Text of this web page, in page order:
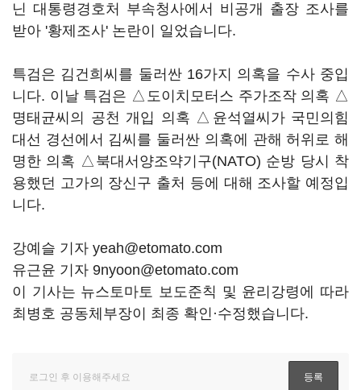
닌 대통령경호처 부속청사에서 비공개 출장 조사를
받아 '황제조사' 논란이 일었습니다.
특검은 김건희씨를 둘러싼 16가지 의혹을 수사 중입
니다. 이날 특검은 △도이치모터스 주가조작 의혹 △
명태균씨의 공천 개입 의혹 △윤석열씨가 국민의힘
대선 경선에서 김씨를 둘러싼 의혹에 관해 허위로 해
명한 의혹 △북대서양조약기구(NATO) 순방 당시 착
용했던 고가의 장신구 출처 등에 대해 조사할 예정입
니다.
강예슬 기자 yeah@etomato.com
유근윤 기자 9nyoon@etomato.com
이 기사는 뉴스토마토 보도준칙 및 윤리강령에 따라
최병호 공동체부장이 최종 확인·수정했습니다.